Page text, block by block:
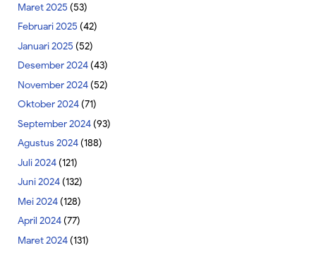
Maret 2025 (53)
Februari 2025 (42)
Januari 2025 (52)
Desember 2024(43)
November 2024(52)
Oktober 2024(71)
September 2024(93)
Agustus 2024(188)
Juli 2024(121)
Juni 2024(132)
Mei 2024(128)
April 2024(77)
Maret 2024(131)